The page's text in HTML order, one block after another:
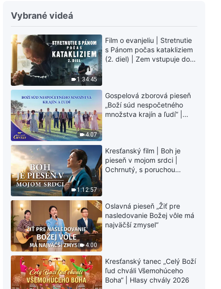
12:20
Božie slová na každý deň:
Odhalenie náboženských
predstáv | Úryvok 298
12:49
Božie slová na každý deň:
Odhalenie náboženských
predstáv | Úryvok 299
Vybrané videá
1:34:45
Film o evanjeliu | Stretnutie
s Pánom počas katakliziem
(2. diel) | Zem vstupuje do
odpočítavať čas. Našli ste
spôsob, ako prežiť?
4:07
Gospelová zborová pieseň
„Boží súd nespočetného
množstva krajín a ľudí“ |
1:12:57
Kresťanský film | Boh je
pieseň v mojom srdci |
Ochrnutý, s poruchou
4:00
Oslavná pieseň „Žiť pre
nasledovanie Božej vôle má
najväčší zmysel“
Kresťanský tanec „Celý Boží
ľud chváli Všemohúceho
Boha“ | Hlasy chvály 2026